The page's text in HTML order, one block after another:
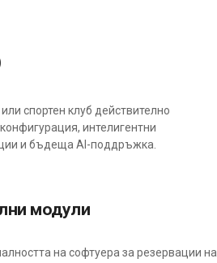
спортен клуб действително
интелигентни
и бъдеща AI-поддръжка.
модули
на софтуера за резервации на